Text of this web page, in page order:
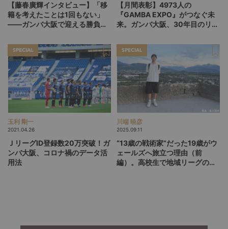
【藤春廣輝インタビュー】「移
籍を考えたことは1回もない」
――ガンバ大阪で迎える勝負の
【月間表彰】4973人の
『GAMBA EXPO』がつなぐ未
来。ガンバ大阪、30年目のリス
SPECIAL
玉利 剛一
2021.04.26
ＪリーグID登録数20万突破！ガ
ンバ大阪、コロナ禍のデータ活
用法
SPECIAL
川端 暁彦
2025.09.11
“13歳の戦術家”だった19歳がウ
ェールズへ旅立つ理由（前
編）。高校生で地域リーグの現